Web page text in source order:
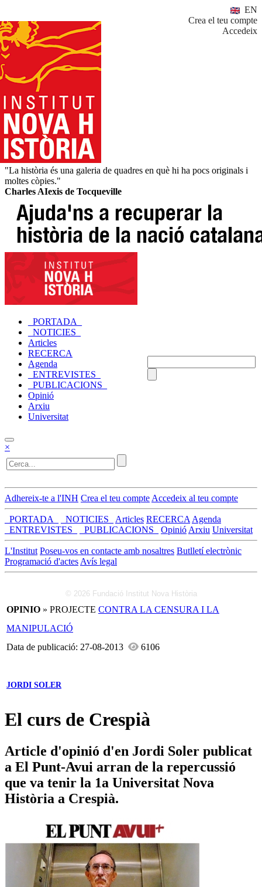
EN
Crea el teu compte
Accedeix
"La història és una galeria de quadres en què hi ha pocs originals i
moltes còpies."
Charles AIexis de Tocqueville
_PORTADA_
_NOTICIES_
Articles
RECERCA
Agenda
_ENTREVISTES_
_PUBLICACIONS_
Opinió
Arxiu
Universitat
×
Adhereix-te a l'INH Crea el teu compte Accedeix al teu compte
_PORTADA_ _NOTICIES_ Articles RECERCA Agenda
_ENTREVISTES_
_PUBLICACIONS_ Opinió Arxiu Universitat
L'Institut Poseu-vos en contacte amb nosaltres Butlletí electrònic
Programació d'actes Avís legal
© 2026 Fundació Institut Nova Història
OPINIO » PROJECTE CONTRA LA CENSURA I LA
MANIPULACIÓ
Data de publicació: 27-08-2013
6106
JORDI SOLER
El curs de Crespià
Article d'opinió d'en Jordi Soler publicat
a El Punt-Avui arran de la repercussió
que va tenir la 1a Universitat Nova
Història a Crespià.